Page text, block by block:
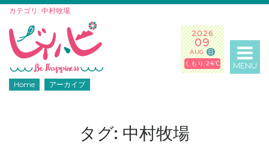
カテゴリ: 中村牧場
2026
09
AUG日
くもり 24℃
MENU
Home アーカイブ
タグ: 中村牧場